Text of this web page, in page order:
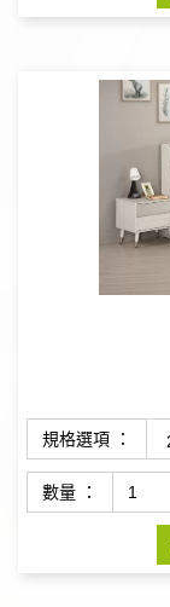
規格選項 ：
數量 ：